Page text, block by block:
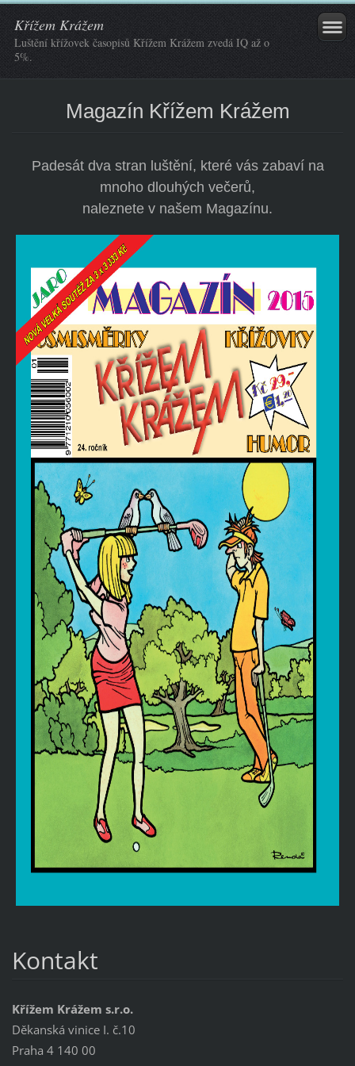
Křížem Krážem
Luštění křížovek časopisů Křížem Krážem zvedá IQ až o
5%.
Magazín Křížem Krážem
Padesát dva stran luštění, které vás zabaví na
mnoho dlouhých večerů,
naleznete v našem Magazínu.
Kontakt
Křížem Krážem s.r.o.
Děkanská vinice I. č.10
Praha 4 140 00